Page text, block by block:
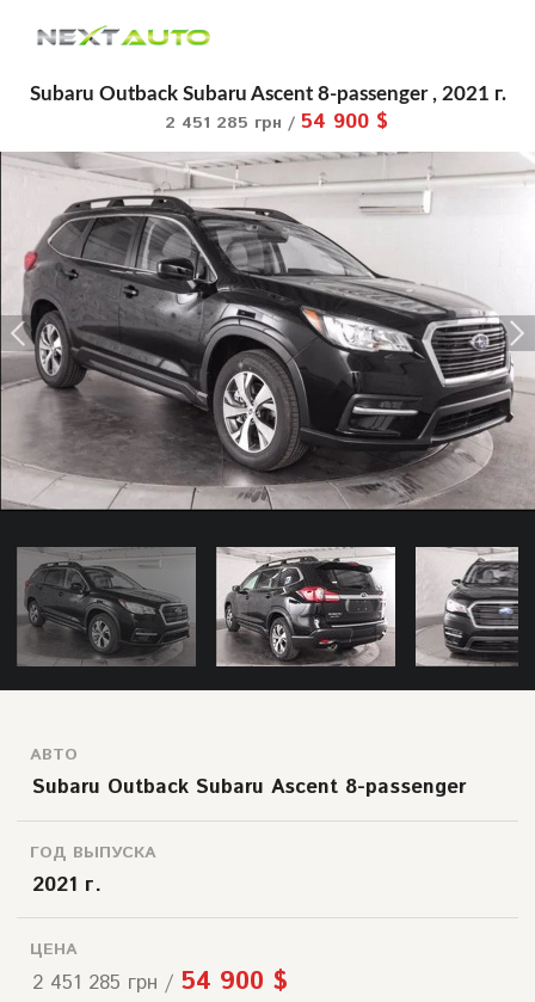
Subaru Outback Subaru Ascent 8-passenger , 2021 г.
2 451 285 грн / 54 900 $
АВТО
Subaru Outback Subaru Ascent 8-passenger
ГОД ВЫПУСКА
2021 г.
ЦЕНА
2 451 285 грн / 54 900 $